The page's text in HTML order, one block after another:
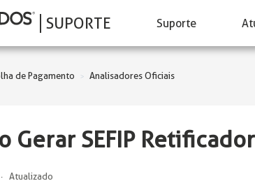
SUPORTE Suporte
de Pagamento Analisadores Oficiais
Gerar SEFIP
Atualizado